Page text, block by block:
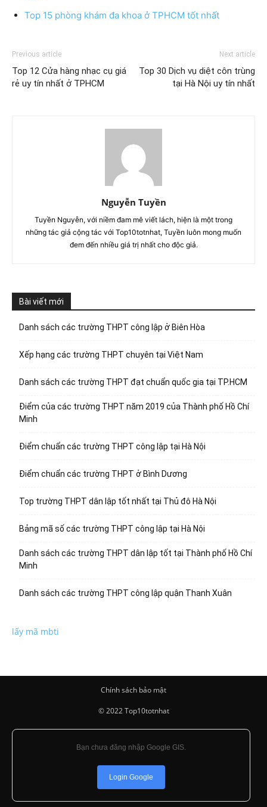
Top 15 phòng khám đa khoa ở TPHCM tốt nhất
Previous article
Top 12 Cửa hàng nhạc cụ giá
rẻ uy tín nhất ở TPHCM
Next article
Top 30 Dịch vụ diệt côn trùng
tại Hà Nội uy tín nhất
Nguyễn Tuyền
Tuyền Nguyễn, với niềm đam mê viết lách, hiện là một trong
những tác giả cộng tác với Top10totnhat, Tuyền luôn mong muốn
đem đến nhiều giá trị nhất cho độc giả.
Bài viết mới
Danh sách các trường THPT công lập ở Biên Hòa
Xếp hạng các trường THPT chuyên tại Việt Nam
Danh sách các trường THPT đạt chuẩn quốc gia tại TP.HCM
Điểm của các trường THPT năm 2019 của Thành phố Hồ Chí
Minh
Điểm chuẩn các trường THPT công lập tại Hà Nội
Điểm chuẩn các trường THPT ở Bình Dương
Top trường THPT dân lập tốt nhất tại Thủ đô Hà Nội
Bảng mã số các trường THPT công lập tại Hà Nội
Danh sách các trường THPT dân lập tốt tại Thành phố Hồ Chí
Minh
Danh sách các trường THPT công lập quận Thanh Xuân
lấy mã mbti
Chính sách bảo mật
© 2022 Top10totnhat
Bạn chưa đăng nhập Google GIS.
Login Google